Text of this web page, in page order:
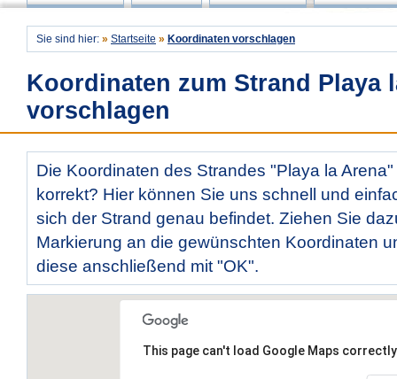
Sie sind hier: » Startseite » Koordinaten vorschlagen
Koordinaten zum Strand Playa
vorschlagen
Die Koordinaten des Strandes "Playa la
korrekt? Hier können Sie uns schnell und
sich der Strand genau befindet. Ziehen Sie
Markierung an die gewünschten Koordinaten
diese anschließend mit "OK".
This page can't load Google Maps